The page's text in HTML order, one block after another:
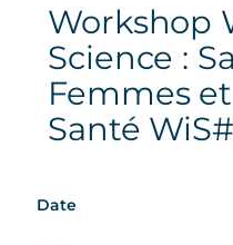
Workshop
Science :
Femmes
Santé
Date